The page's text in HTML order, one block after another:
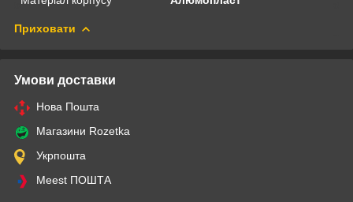
Приховати
Умови доставки
Нова Пошта
Магазини Rozetka
Укрпошта
Meest ПОШТА